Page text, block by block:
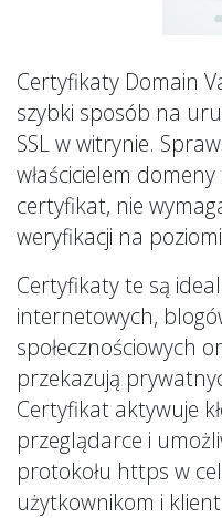
Certyfikaty Domain
szybki sposób na
SSL w witrynie.
właścicielem
certyfikat, nie
weryfikacji na
Certyfikaty te są
internetowych,
społecznościowych
przekazują
Certyfikat aktywuje
przeglądarce i
protokołu https w
użytkownikom i